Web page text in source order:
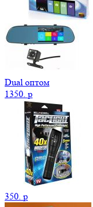
Dual оптом
1350. p
350. p